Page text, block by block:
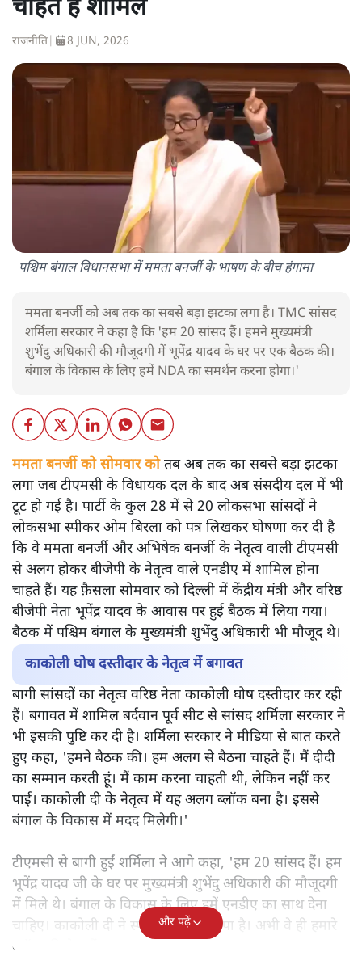
चाहते हैं शामिल
राजनीति 8 JUN, 2026
पश्चिम बंगाल विधानसभा में ममता बनर्जी के भाषण के बीच हंगामा
ममता बनर्जी को अब तक का सबसे बड़ा झटका लगा है। TMC सांसद
शर्मिला सरकार ने कहा है कि 'हम 20 सांसद हैं। हमने मुख्यमंत्री
शुभेंदु अधिकारी की मौजूदगी में भूपेंद्र यादव के घर पर एक बैठक की।
बंगाल के विकास के लिए हमें NDA का समर्थन करना होगा।'
ममता बनर्जी को सोमवार कोतब अब तक का सबसे बड़ा झटका
लगा जब टीएमसी के विधायक दल के बाद अब संसदीय दल में भी
टूट हो गई है। पार्टी के कुल 28 में से 20 लोकसभा सांसदों ने
लोकसभा स्पीकर ओम बिरला को पत्र लिखकर घोषणा कर दी है
कि वे ममता बनर्जी और अभिषेक बनर्जी के नेतृत्व वाली टीएमसी
से अलग होकर बीजेपी के नेतृत्व वाले एनडीए में शामिल होना
चाहते हैं। यह फ़ैसला सोमवार को दिल्ली में केंद्रीय मंत्री और वरिष्ठ
बीजेपी नेता भूपेंद्र यादव के आवास पर हुई बैठक में लिया गया।
बैठक में पश्चिम बंगाल के मुख्यमंत्री शुभेंदु अधिकारी भी मौजूद थे।
काकोली घोष दस्तीदार के नेतृत्व में बगावत
बागी सांसदों का नेतृत्व वरिष्ठ नेता काकोली घोष दस्तीदार कर रही
हैं। बगावत में शामिल बर्दवान पूर्व सीट से सांसद शर्मिला सरकार ने
भी इसकी पुष्टि कर दी है। शर्मिला सरकार ने मीडिया से बात करते
हुए कहा, 'हमने बैठक की। हम अलग से बैठना चाहते हैं। मैं दीदी
का सम्मान करती हूं। मैं काम करना चाहती थी, लेकिन नहीं कर
पाई। काकोली दी के नेतृत्व में यह अलग ब्लॉक बना है। इससे
बंगाल के विकास में मदद मिलेगी।'
टीएमसी से बागी हुईं शर्मिला ने आगे कहा, 'हम 20 सांसद हैं। हम
भूपेंद्र यादव जी के घर पर मुख्यमंत्री शुभेंदु अधिकारी की मौजूदगी
में मिले थे। बंगाल के विकास के लिए हमें एनडीए का साथ देना
चाहिए। काकोली दी ने स्पीकर को पत्र सौंपा है। अभी वे ही हमारे
ब्लॉक की नेता हैं।'
और पढ़ें